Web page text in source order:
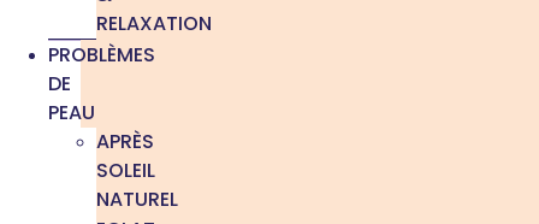
RELAXATION
PROBLÈMES
DE
PEAU
APRÈS
SOLEIL
NATUREL